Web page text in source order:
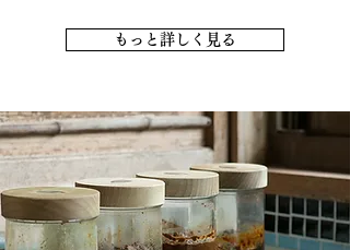
もっと詳しく見る